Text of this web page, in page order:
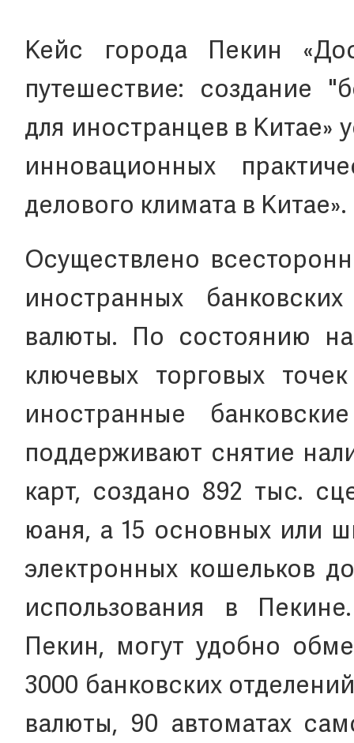
Кейс города Пекин
путешествие: создание
для иностранцев в Китае»
инновационных
делового климата в Китае».
Осуществлено
иностранных
валюты. По состоянию
ключевых торговых
иностранные
поддерживают снятие
карт, создано 892 тыс.
юаня, а 15 основных или
электронных кошельков
использования в
Пекин, могут удобно
3000 банковских
валюты, 90 автоматах